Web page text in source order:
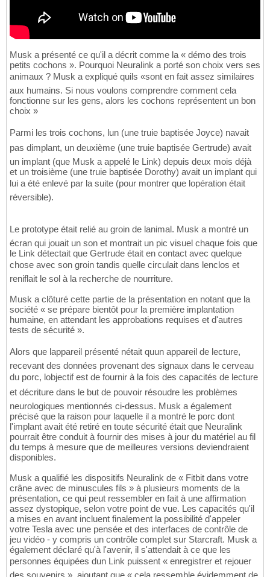
Musk a présenté ce qu'il a décrit comme la « démo des trois
petits cochons ». Pourquoi Neuralink a porté son choix vers ses
animaux ? Musk a expliqué quils «sont en fait assez similaires
aux humains. Si nous voulons comprendre comment cela
fonctionne sur les gens, alors les cochons représentent un bon
choix »
Parmi les trois cochons, lun (une truie baptisée Joyce) navait
pas dimplant, un deuxième (une truie baptisée Gertrude) avait
un implant (que Musk a appelé le Link) depuis deux mois déjà
et un troisième (une truie baptisée Dorothy) avait un implant qui
lui a été enlevé par la suite (pour montrer que lopération était
réversible).
Le prototype était relié au groin de lanimal. Musk a montré un
écran qui jouait un son et montrait un pic visuel chaque fois que
le Link détectait que Gertrude était en contact avec quelque
chose avec son groin tandis quelle circulait dans lenclos et
reniflait le sol à la recherche de nourriture.
Musk a clôturé cette partie de la présentation en notant que la
société « se prépare bientôt pour la première implantation
humaine, en attendant les approbations requises et d'autres
tests de sécurité ».
Alors que lappareil présenté nétait quun appareil de lecture,
recevant des données provenant des signaux dans le cerveau
du porc, lobjectif est de fournir à la fois des capacités de lecture
et décriture dans le but de pouvoir résoudre les problèmes
neurologiques mentionnés ci-dessus. Musk a également
précisé que la raison pour laquelle il a montré le porc dont
l'implant avait été retiré en toute sécurité était que Neuralink
pourrait être conduit à fournir des mises à jour du matériel au fil
du temps à mesure que de meilleures versions deviendraient
disponibles.
Musk a qualifié les dispositifs Neuralink de « Fitbit dans votre
crâne avec de minuscules fils » à plusieurs moments de la
présentation, ce qui peut ressembler en fait à une affirmation
assez dystopique, selon votre point de vue. Les capacités qu'il
a mises en avant incluent finalement la possibilité d'appeler
votre Tesla avec une pensée et des interfaces de contrôle de
jeu vidéo - y compris un contrôle complet sur Starcraft. Musk a
également déclaré qu'à l'avenir, il s'attendait à ce que les
personnes équipées dun Link puissent « enregistrer et rejouer